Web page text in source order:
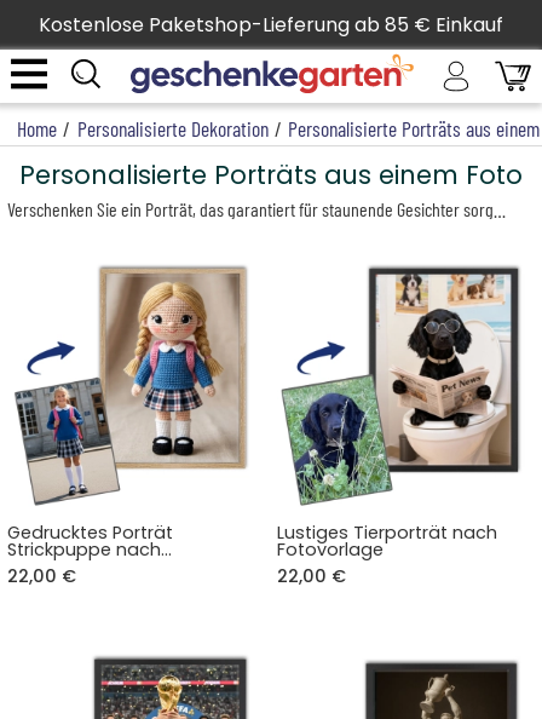
Kostenlose Paketshop-Lieferung ab 85 € Einkauf
Home / Personalisierte Dekoration / Personalisierte Porträts aus
Personalisierte Porträts aus einem Foto
Gedrucktes Porträt
Strickpuppe nach
Fotovorlage
22,00 €
Lustiges Tierporträt nach
Fotovorlage
22,00 €